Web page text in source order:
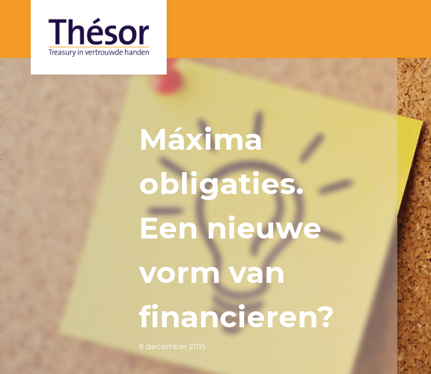
Máxima
obligaties.
Een nieuwe
vorm van
financieren?
9 december 2015